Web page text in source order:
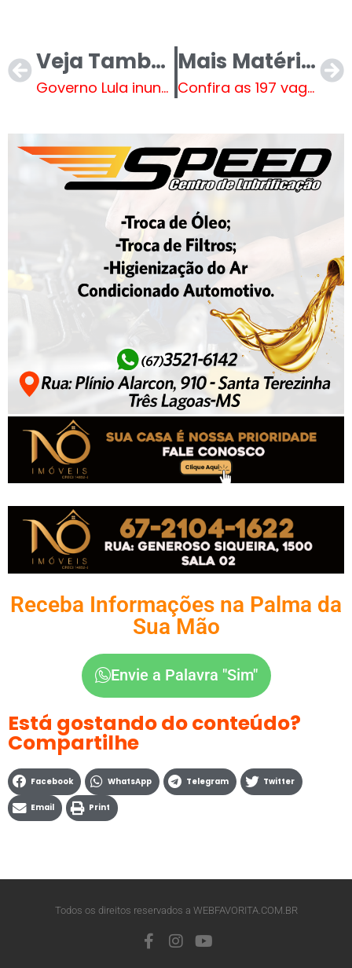
Veja Também
Governo Lula inundou o Planalto com terceirizados
Mais Matérias
Confira as 197 vagas de emprego que estão te esperando na Casa do Trabalhador
Receba Informações na Palma da
Sua Mão
Envie a Palavra "Sim"
Está gostando do conteúdo?
Compartilhe
Facebook WhatsApp Telegram Twitter
Email Print
Todos os direitos reservados a WEBFAVORITA.COM.BR